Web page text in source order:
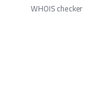
WHOIS checker